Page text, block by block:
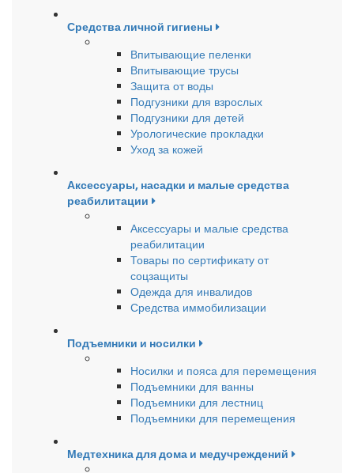
Средства личной гигиены
Впитывающие пеленки
Впитывающие трусы
Защита от воды
Подгузники для взрослых
Подгузники для детей
Урологические прокладки
Уход за кожей
Аксессуары, насадки и малые средства
реабилитации
Аксессуары и малые средства
реабилитации
Товары по сертификату от
соцзащиты
Одежда для инвалидов
Средства иммобилизации
Подъемники и носилки
Носилки и пояса для перемещения
Подъемники для ванны
Подъемники для лестниц
Подъемники для перемещения
Медтехника для дома и медучреждений